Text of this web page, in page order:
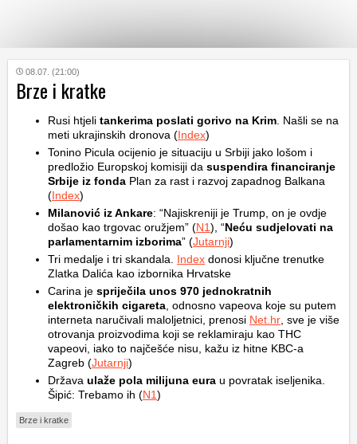
KATEGORIJE
HRVATSKI
WEB
08.07. (21:00)
Brze i kratke
Rusi htjeli tankerima poslati gorivo na Krim . Našli se na
meti ukrajinskih dronova (Index)
Tonino Picula ocijenio je situaciju u Srbiji jako lošom i
predložio Europskoj komisiji da suspendira financiranje
Srbije iz fonda Plan za rast i razvoj zapadnog Balkana
(Index)
Milanović iz Ankare: “Najiskreniji je Trump, on je ovdje
došao kao trgovac oružjem” (N1), “Neću sudjelovati na
parlamentarnim izborima” (Jutarnji)
Tri medalje i tri skandala. Index donosi ključne trenutke
Zlatka Dalića kao izbornika Hrvatske
Carina je spriječila unos 970 jednokratnih
elektroničkih cigareta , odnosno vapeova koje su putem
interneta naručivali maloljetnici, prenosi Net.hr , sve je više
otrovanja proizvodima koji se reklamiraju kao THC
vapeovi, iako to najčešće nisu, kažu iz hitne KBC-a
Zagreb (Jutarnji)
Država ulaže pola milijuna eura u povratak iseljenika.
Šipić: Trebamo ih (N1)
Brze i kratke